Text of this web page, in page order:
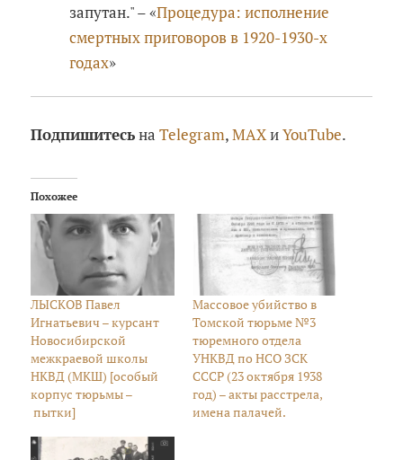
запутан." – «Процедура: исполнение
смертных приговоров в 1920-1930-х
годах»
ПодпишитесьнаTelegram,MAXиYouTube.
Похожее
ЛЫСКОВ Павел
Игнатьевич – курсант
Новосибирской
межкраевой школы
НКВД (МКШ) [особый
корпус тюрьмы –
пытки]
Массовое убийство в
Томской тюрьме №3
тюремного отдела
УНКВД по НСО ЗСК
СССР (23 октября 1938
год) – акты расстрела,
имена палачей.